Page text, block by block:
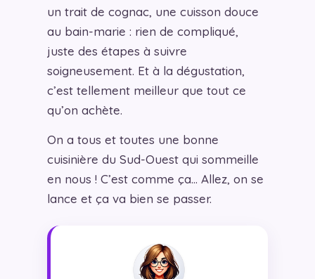
un trait de cognac, une cuisson douce
au bain-marie : rien de compliqué,
juste des étapes à suivre
soigneusement. Et à la dégustation,
c’est tellement meilleur que tout ce
qu’on achète.
On a tous et toutes une bonne
cuisinière du Sud-Ouest qui sommeille
en nous ! C’est comme ça… Allez, on se
lance et ça va bien se passer.